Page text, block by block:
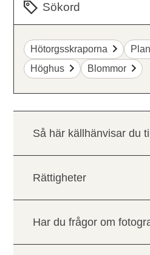
Sökord
Hötorgsskraporna
Höghus
Blommor
Så här källhänvisar du
Rättigheter
Har du frågor om